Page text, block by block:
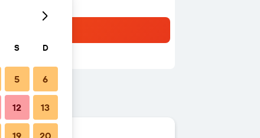
S D
5 6
12 13
19 20